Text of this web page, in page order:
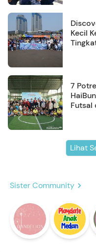
Kecil
7
Futsal
Lihat
Sister Community